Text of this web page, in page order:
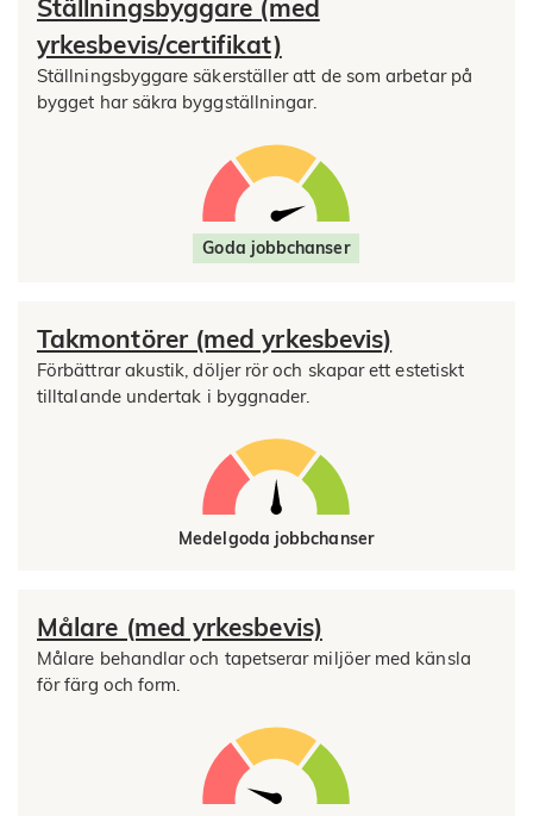
Ställningsbyggare (med
yrkesbevis/certifikat)
Ställningsbyggare säkerställer att de som arbetar på
bygget har säkra byggställningar.
Goda jobbchanser
Takmontörer (med yrkesbevis)
Förbättrar akustik, döljer rör och skapar ett estetiskt
tilltalande undertak i byggnader.
Medelgoda jobbchanser
Målare (med yrkesbevis)
Målare behandlar och tapetserar miljöer med känsla
för färg och form.